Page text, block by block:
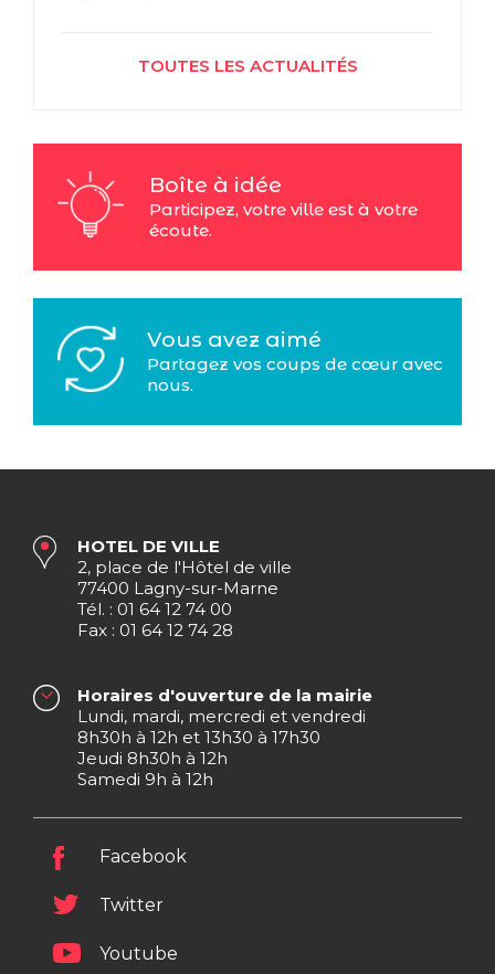
TOUTES LES ACTUALITÉS
Boîte à idée
Participez, votre ville est à votre
écoute.
Vous avez aimé
Partagez vos coups de cœur avec
nous.
HOTEL DE VILLE
2, place de l'Hôtel de ville
77400 Lagny-sur-Marne
Tél. : 01 64 12 74 00
Fax : 01 64 12 74 28
Horaires d'ouverture de la mairie
Lundi, mardi, mercredi et vendredi
8h30h à 12h et 13h30 à 17h30
Jeudi 8h30h à 12h
Samedi 9h à 12h
Facebook
Twitter
Youtube